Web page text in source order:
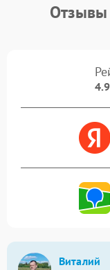
Отзывы
4.9
Виталий